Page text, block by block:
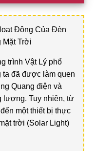
Động Của Đèn
Mặt Trời
trình Vật Lý phổ
ta đã được làm quen
Quang điện và
lượng. Tuy nhiên, từ
một thiết bị thực
trời (Solar Light)